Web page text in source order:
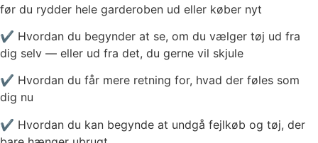
før du rydder hele garderoben ud eller køber nyt
✔ Hvordan du begynder at se, om du vælger tøj ud fra
dig selv — eller ud fra det, du gerne vil skjule
✔ Hvordan du får mere retning for, hvad der føles som
dig nu
✔ Hvordan du kan begynde at undgå fejlkøb og tøj, der